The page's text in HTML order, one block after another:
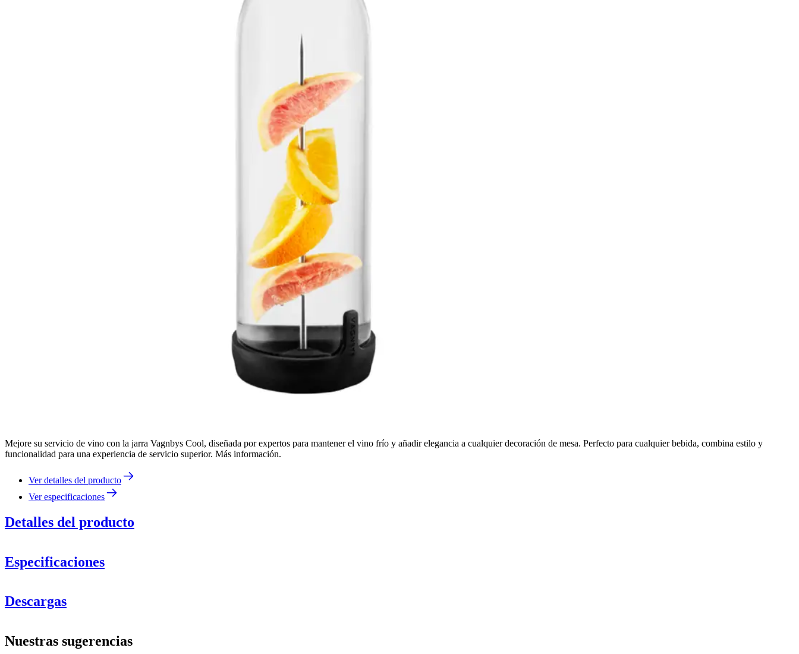
Mejore su servicio de vino con la jarra Vagnbys Cool, diseñada por expertos para mantener el vino frío y añadir elegancia a cualquier decoración de mesa. Perfecto para cualquier bebida, combina estilo y
funcionalidad para una experiencia de servicio superior. Más información.
Ver detalles del producto
Ver especificaciones
Detalles del producto
Especificaciones
Número de producto
Peso (kg)3
Descargas
Nuestras sugerencias